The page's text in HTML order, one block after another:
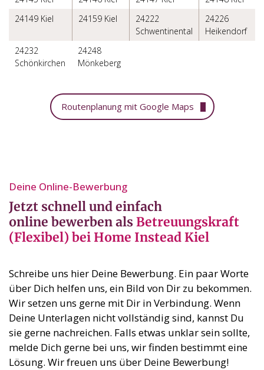
24149 Kiel
24159 Kiel
24222
Schwentinental
24226
Heikendorf
24232
Schönkirchen
24248
Mönkeberg
Routenplanung mit Google Maps
Deine Online-Bewerbung⁣
Jetzt schnell und einfach
online bewerben als Betreuungskraft
(Flexibel) bei Home Instead Kiel
Schreibe uns hier Deine Bewerbung. Ein paar Worte
über Dich helfen uns, ein Bild von Dir zu bekommen.
Wir setzen uns gerne mit Dir in Verbindung. Wenn
Deine Unterlagen nicht vollständig sind, kannst Du
sie gerne nachreichen. Falls etwas unklar sein sollte,
melde Dich gerne bei uns, wir finden bestimmt eine
Lösung. Wir freuen uns über Deine Bewerbung!